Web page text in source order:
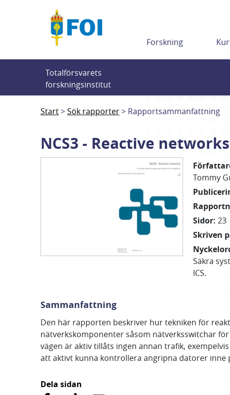
Forskning
Totalförsvarets
forskningsinstitut
Start Sök rapporter Rapportsammanfattning
NCS3 - Reactive networks
Tommy
Sidor: 23
Skriven
Säkra
ICS.
Sammanfattning
Den här rapporten beskriver hur tekniken för
nätverkskomponenter såsom nätverksswitchar
vägen är aktiv tillåts ingen annan trafik,
att aktivt kunna kontrollera angripna datorer inne
Dela sidan